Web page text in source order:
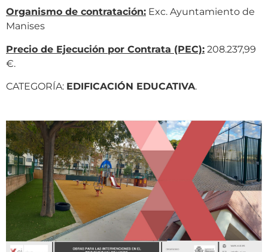
Organismo de contratación: Exc. Ayuntamiento de
Manises
Precio de Ejecución por Contrata (PEC): 208.237,99
€.
CATEGORÍA: EDIFICACIÓN EDUCATIVA.